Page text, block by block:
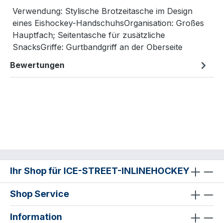
Verwendung: Stylische Brotzeitasche im Design
eines Eishockey-HandschuhsOrganisation: Großes
Hauptfach; Seitentasche für zusätzliche
SnacksGriffe: Gurtbandgriff an der Oberseite
Bewertungen
Ihr Shop für ICE-STREET-INLINEHOCKEY
Shop Service
Information